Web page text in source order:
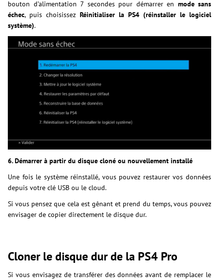
bouton d’alimentation 7 secondes pour démarrer en mode sans
échec, puis choisissez Réinitialiser la PS4 (réinstaller le logiciel
système).
6. Démarrer à partir du disque cloné ou nouvellement installé
Une fois le système réinstallé, vous pouvez restaurer vos données
depuis votre clé USB ou le cloud.
Si vous pensez que cela est gênant et prend du temps, vous pouvez
envisager de copier directement le disque dur.
Cloner le disque dur de la PS4 Pro
Si vous envisagez de transférer des données avant de remplacer le